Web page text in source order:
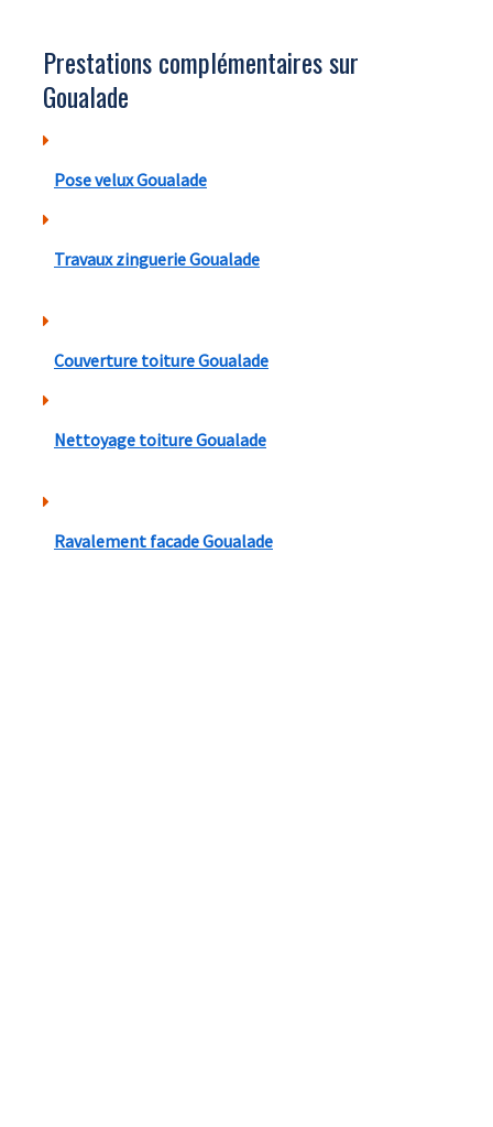
Prestations complémentaires sur
Goualade
Pose velux Goualade
Travaux zinguerie Goualade
Couverture toiture Goualade
Nettoyage toiture Goualade
Ravalement facade Goualade